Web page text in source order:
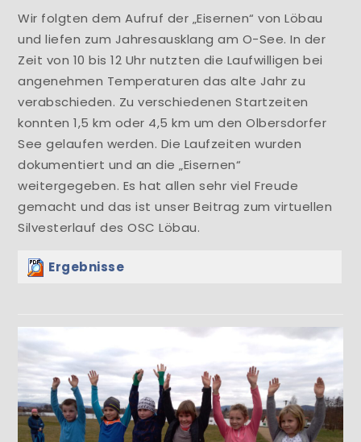
Wir folgten dem Aufruf der „Eisernen“ von Löbau
und liefen zum Jahresausklang am O-See. In der
Zeit von 10 bis 12 Uhr nutzten die Laufwilligen bei
angenehmen Temperaturen das alte Jahr zu
verabschieden. Zu verschiedenen Startzeiten
konnten 1,5 km oder 4,5 km um den Olbersdorfer
See gelaufen werden. Die Laufzeiten wurden
dokumentiert und an die „Eisernen“
weitergegeben. Es hat allen sehr viel Freude
gemacht und das ist unser Beitrag zum virtuellen
Silvesterlauf des OSC Löbau.
Ergebnisse